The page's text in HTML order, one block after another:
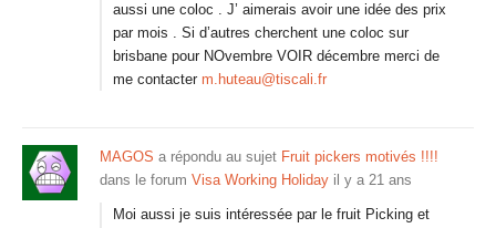
aussi une coloc . J’ aimerais avoir une idée des prix
par mois . Si d’autres cherchent une coloc sur
brisbane pour NOvembre VOIR décembre merci de
me contacter m.huteau@tiscali.fr
MAGOS a répondu au sujet Fruit pickers motivés !!!!
dans le forum Visa Working Holiday il y a 21 ans
Moi aussi je suis intéressée par le fruit Picking et